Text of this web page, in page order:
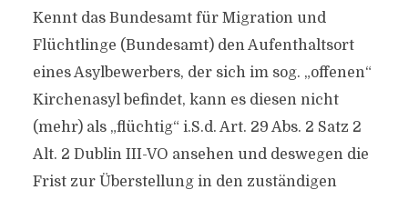
Kennt das Bundesamt für Migration und
Flüchtlinge (Bundesamt) den Aufenthaltsort
eines Asylbewerbers, der sich im sog. „offenen“
Kirchenasyl befindet, kann es diesen nicht
(mehr) als „flüchtig“ i.S.d. Art. 29 Abs. 2 Satz 2
Alt. 2 Dublin III-VO ansehen und deswegen die
Frist zur Überstellung in den zuständigen